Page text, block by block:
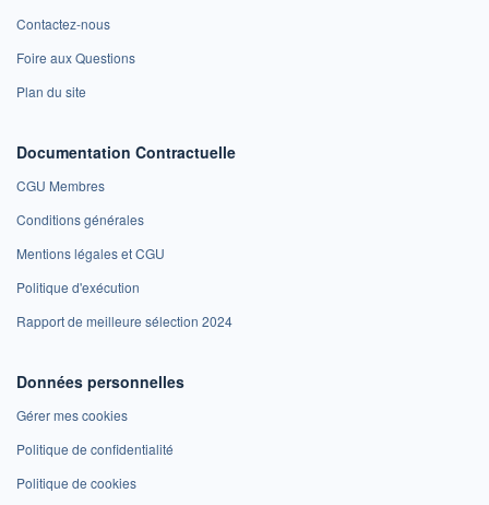
Contactez-nous
Foire aux Questions
Plan du site
Documentation Contractuelle
CGU Membres
Conditions générales
Mentions légales et CGU
Politique d'exécution
Rapport de meilleure sélection 2024
Données personnelles
Gérer mes cookies
Politique de confidentialité
Politique de cookies